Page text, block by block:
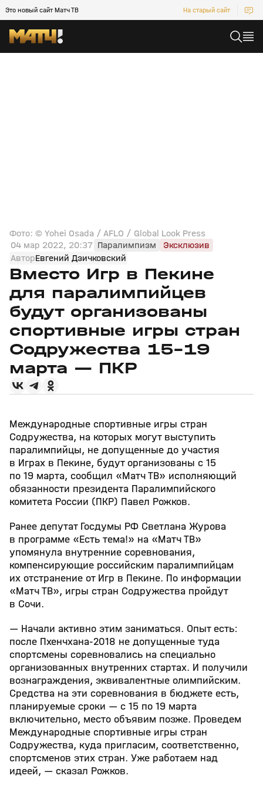
Это новый сайт Матч ТВ На старый сайт
Фото: © Yohei Osada / AFLO / Global Look Press
04 мар 2022, 20:37 Паралимпизм
Эксклюзив
АвторЕвгений Дзичковский
Вместо Игр в Пекине
для паралимпийцев
будут организованы
спортивные игры стран
Содружества 15–19
марта — ПКР
Международные спортивные игры стран
Содружества, на которых могут выступить
паралимпийцы, не допущенные до участия
в Играх в Пекине, будут организованы с 15
по 19 марта, сообщил «Матч ТВ» исполняющий
обязанности президента Паралимпийского
комитета России (ПКР) Павел Рожков.
Ранее депутат Госдумы РФ Светлана Журова
в программе «Есть тема!» на «Матч ТВ»
упомянула внутренние соревнования,
компенсирующие российским паралимпийцам
их отстранение от Игр в Пекине. По информации
«Матч ТВ», игры стран Содружества пройдут
в Сочи.
— Начали активно этим заниматься. Опыт есть:
после Пхенчхана-2018 не допущенные туда
спортсмены соревновались на специально
организованных внутренних стартах. И получили
вознаграждения, эквивалентные олимпийским.
Средства на эти соревнования в бюджете есть,
планируемые сроки — с 15 по 19 марта
включительно, место объявим позже. Проведем
Международные спортивные игры стран
Содружества, куда пригласим, соответственно,
спортсменов этих стран. Уже работаем над
идеей, — сказал Рожков.